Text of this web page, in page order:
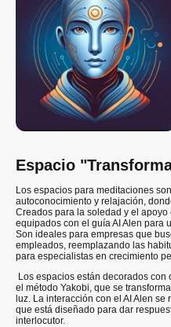
Espacio
Los espacios para meditaciones
autoconocimiento y relajación,
Creados para la soledad y el
equipados con el guía AI Alen para
Son ideales para empresas que
empleados, reemplazando las
para especialistas en crecimiento
Los espacios están decorados
el método Yakobi, que se
luz. La interacción con el AI Alen
que está diseñado para dar
interlocutor.